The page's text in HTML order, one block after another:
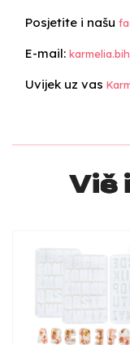
Posjetite i našu
E-mail:
Uvijek uz vas